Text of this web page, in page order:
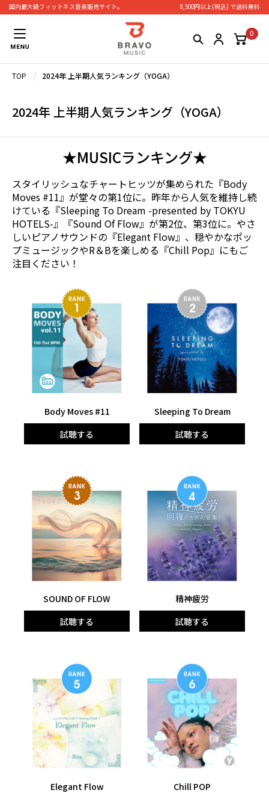
国内最大級フィットネス⾳楽販売サイト。 8,500円以上(税込) で送料無料
0
TOP / 2024年 上半期人気ランキング（YOGA）
2024年 上半期人気ランキング（YOGA）
★MUSICランキング★
スタイリッシュなチャートヒッツが集められた『Body
Moves #11』が堂々の第1位に。昨年から人気を維持し続
けている『Sleeping To Dream -presented by TOKYU
HOTELS-』『Sound Of Flow』が第2位、第3位に。やさ
しいピアノサウンドの『Elegant Flow』、穏やかなポッ
プミュージックやR＆Bを楽しめる『Chill Pop』にもご
注目ください！
Body Moves #11
試聴する
Sleeping To Dream
試聴する
SOUND OF FLOW
試聴する
精神疲労
試聴する
Elegant Flow
Chill POP